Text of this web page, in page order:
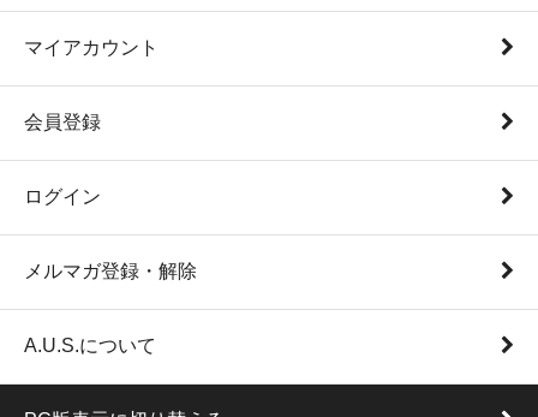
マイアカウント
会員登録
ログイン
メルマガ登録・解除
A.U.S.について